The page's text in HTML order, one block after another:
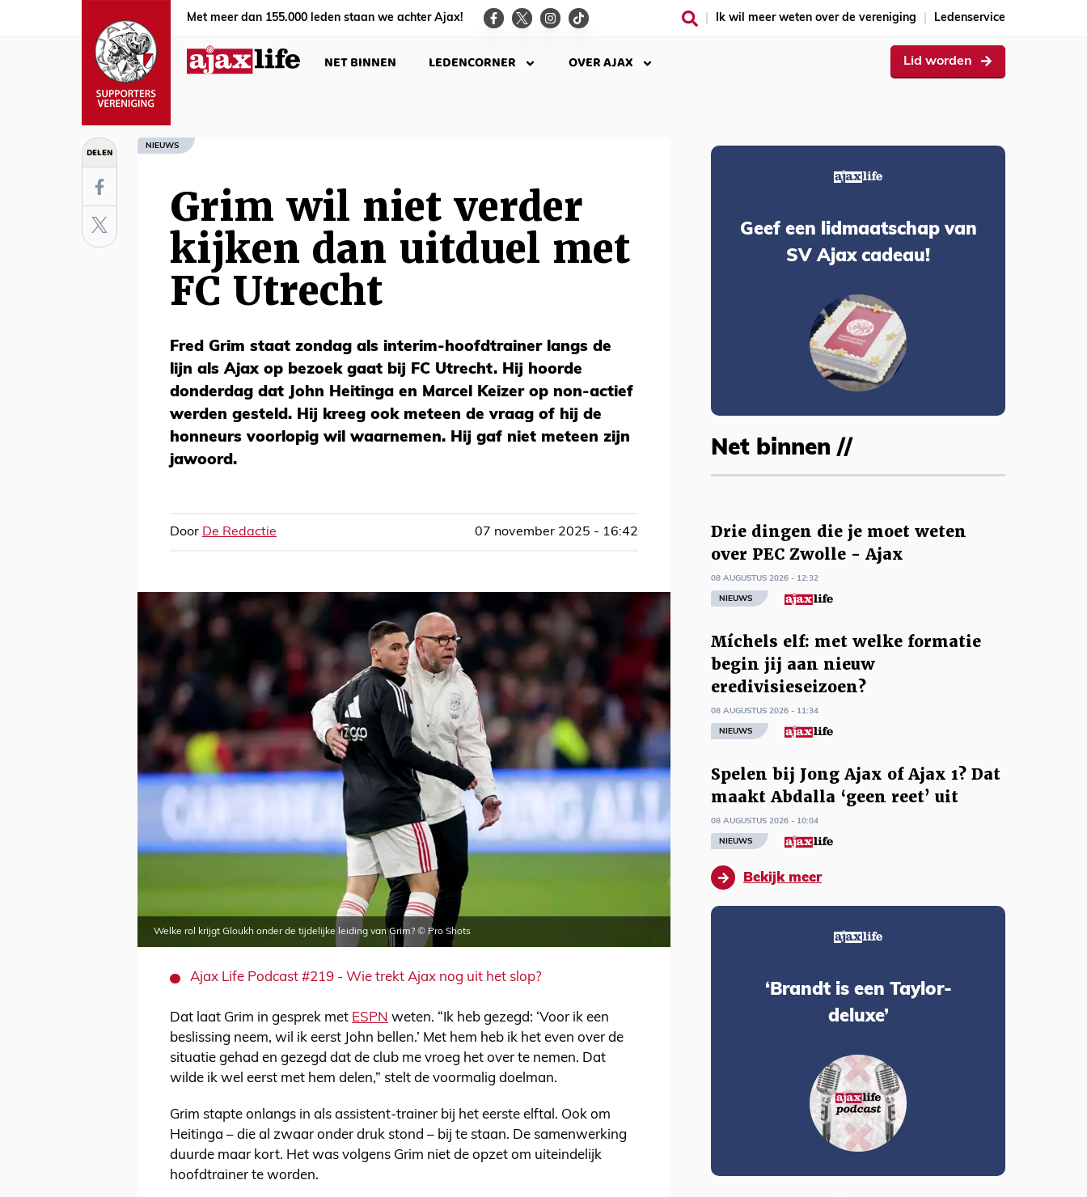
Met meer dan 155.000 leden staan we achter Ajax! Ik wil meer weten over de vereniging Ledenservice
NET BINNEN LEDENCORNER OVER AJAX Lid worden
DELEN NIEUWS
Grim wil niet verder
kijken dan uitduel met
FC Utrecht
Fred Grim staat zondag als interim-hoofdtrainer langs de
lijn als Ajax op bezoek gaat bij FC Utrecht. Hij hoorde
donderdag dat John Heitinga en Marcel Keizer op non-actief
werden gesteld. Hij kreeg ook meteen de vraag of hij de
honneurs voorlopig wil waarnemen. Hij gaf niet meteen zijn
jawoord.
Door De Redactie 07 november 2025 - 16:42
Welke rol krijgt Gloukh onder de tijdelijke leiding van Grim? © Pro Shots
Ajax Life Podcast #219 - Wie trekt Ajax nog uit het slop?
Dat laat Grim in gesprek met ESPN weten. “Ik heb gezegd: ‘Voor ik een
beslissing neem, wil ik eerst John bellen.’ Met hem heb ik het even over de
situatie gehad en gezegd dat de club me vroeg het over te nemen. Dat
wilde ik wel eerst met hem delen,” stelt de voormalig doelman.
Grim stapte onlangs in als assistent-trainer bij het eerste elftal. Ook om
Heitinga – die al zwaar onder druk stond – bij te staan. De samenwerking
duurde maar kort. Het was volgens Grim niet de opzet om uiteindelijk
hoofdtrainer te worden.
Geef een lidmaatschap van
SV Ajax cadeau!
Net binnen //
Drie dingen die je moet weten
over PEC Zwolle - Ajax
08 AUGUSTUS 2026 - 12:32
NIEUWS
Míchels elf: met welke formatie
begin jij aan nieuw
eredivisieseizoen?
08 AUGUSTUS 2026 - 11:34
NIEUWS
Spelen bij Jong Ajax of Ajax 1? Dat
maakt Abdalla ‘geen reet’ uit
08 AUGUSTUS 2026 - 10:04
NIEUWS
Bekijk meer
‘Brandt is een Taylor-
deluxe’